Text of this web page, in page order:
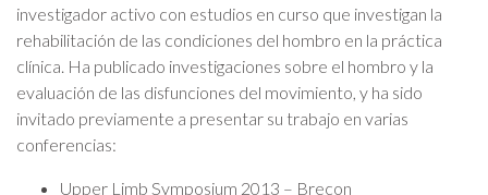
investigador activo con estudios en curso que investigan la
rehabilitación de las condiciones del hombro en la práctica
clínica. Ha publicado investigaciones sobre el hombro y la
evaluación de las disfunciones del movimiento, y ha sido
invitado previamente a presentar su trabajo en varias
conferencias:
Upper Limb Symposium 2013 – Brecon